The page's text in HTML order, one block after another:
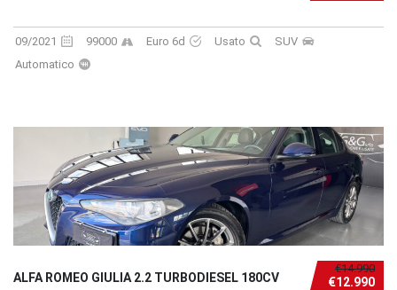
09/2021 99000 Euro 6d Usato
SUV
Automatico
€14.990
€12.990
ALFA ROMEO GIULIA 2.2 TURBODIESEL 180CV